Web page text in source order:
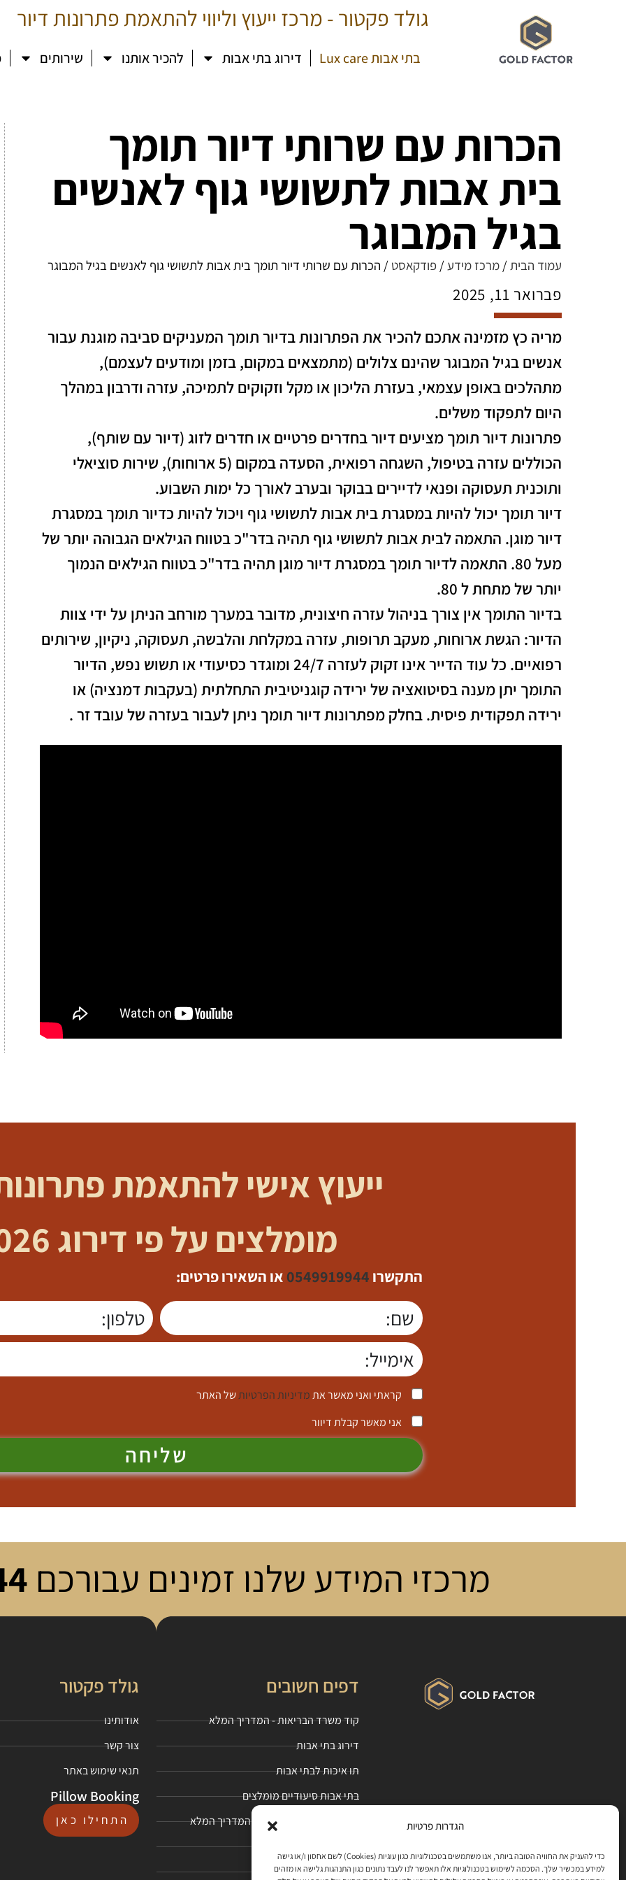
הגדרות פרטיות
כדי להעניק את החוויה הטובה ביותר, אנו משתמשים בטכנולוגיות כגון עוגיות (Cookies) לשם אחסון ו/או גישה
למידע במכשיר שלך. הסכמה לשימוש בטכנולוגיות אלו תאפשר לנו לעבד נתונים כגון התנהגות גלישה או מזהים
גולד פקטור - מרכז ייעוץ וליווי להתאמת פתרונות דיור
בתי אבות Lux care דירוג בתי אבות להכיר אותנו שירותים
הכרות עם שרותי דיור תומך
בית אבות לתשושי גוף לאנשים
בגיל המבוגר
עמוד הבית/ מרכז מידע/ פודקאסט / הכרות עם שרותי דיור תומך בית אבות לתשושי גוף לאנשים בגיל המבוגר
פברואר 11, 2025
מריה כץ מזמינה אתכם להכיר את הפתרונות בדיור תומך המעניקים סביבה מוגנת עבור
אנשים בגיל המבוגר שהינם צלולים (מתמצאים במקום, בזמן ומודעים לעצמם),
מתהלכים באופן עצמאי, בעזרת הליכון או מקל וזקוקים לתמיכה, עזרה ודרבון במהלך
היום לתפקוד משלים.
פתרונות דיור תומך מציעים דיור בחדרים פרטיים או חדרים לזוג (דיור עם שותף),
הכוללים עזרה בטיפול, השגחה רפואית, הסעדה במקום (5 ארוחות), שירות סוציאלי
ותוכנית תעסוקה ופנאי לדיירים בבוקר ובערב לאורך כל ימות השבוע.
דיור תומך יכול להיות במסגרת בית אבות לתשושי גוף ויכול להיות כדיור תומך במסגרת
דיור מוגן. התאמה לבית אבות לתשושי גוף תהיה בדר"כ בטווח הגילאים הגבוהה יותר של
מעל 80. התאמה לדיור תומך במסגרת דיור מוגן תהיה בדר"כ בטווח הגילאים הנמוך
יותר של מתחת ל 80.
בדיור התומך אין צורך בניהול עזרה חיצונית, מדובר במערך מורחב הניתן על ידי צוות
הדיור: הגשת ארוחות, מעקב תרופות, עזרה במקלחת והלבשה, תעסוקה, ניקיון, שירותים
רפואיים. כל עוד הדייר אינו זקוק לעזרה 24/7 ומוגדר כסיעודי או תשוש נפש, הדיור
התומך יתן מענה בסיטואציה של ירידה קוגניטיבית התחלתית (בעקבות דמנציה) או
ירידה תפקודית פיסית. בחלק מפתרונות דיור תומך ניתן לעבור בעזרה של עובד זר .
ייעוץ אישי להתאמת
מומלצים על פי דירוג 2026
התקשרו 0549919944 או השאירו פרטים:
קראתי ואני מאשר אתמדיניות הפרטיותשל האתר
אני מאשר קבלת דיוור
שליחה
מרכזי המידע שלנו זמינים עבורכם
דפים חשובים
קוד משרד הבריאות - המדריך המלא
דירוג בתי אבות
תו איכות לבתי אבות
בתי אבות סיעודיים מומלצים
מעבר לבית אבות סיעודי - המדריך המלא
מחירי בתי אבות סיעודי
גולד פקטור
אודותינו
צור קשר
תנאי שימוש באתר
Pillow Booking
התחילו כאן